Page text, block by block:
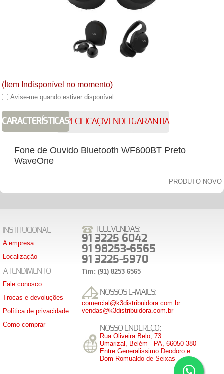
(Ítem Indisponível no momento)
Avise-me quando estiver disponível
CARACTERÍSTICASESPECIFICAÇÕESVENDEDORGARANTIA
Fone de Ouvido Bluetooth WF600BT Preto
WaveOne
PRODUTO NOVO
INSTITUCIONAL
A empresa
Localização
ATENDIMENTO
Fale conosco
Trocas e devoluções
Política de privacidade
Como comprar
TELEVENDAS:
91 3225 6042
91 98253-6565
91 3225-5970
Tim: (91) 8253 6565
NOSSOS E-MAILS:
comercial@k3distribuidora.com.br
vendas@k3distribuidora.com.br
NOSSO ENDEREÇO:
Rua Oliveira Belo, 73
Umarizal, Belém - PA, 66050-380
Entre Generalissimo Deodoro e
Dom Romualdo de Seixas